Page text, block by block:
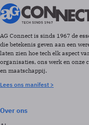
AG Connect is sinds 1967 de
die betekenis geven aan een
laten zien hoe tech elk aspect
organisaties, ons werk en onze
en maatschappij.
Lees ons manifest >
Over ons